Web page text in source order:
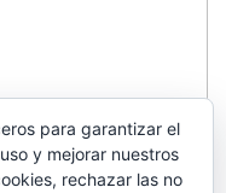
para garantizar el
y mejorar nuestros
rechazar las no